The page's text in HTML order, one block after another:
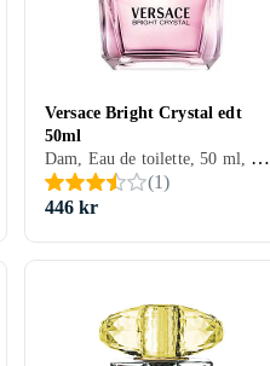
Versace Bright Crystal edt
50ml
Dam, Eau de toilette, 50 ml, Crystal, Mysk, Äpple, Lotus, Citron/Citrus, Ros, Aldehyder, Pion, Trä, Granatäpple, Yuzu, Mahogny, Magnolia, Läder, Ambra
(1)
446 kr